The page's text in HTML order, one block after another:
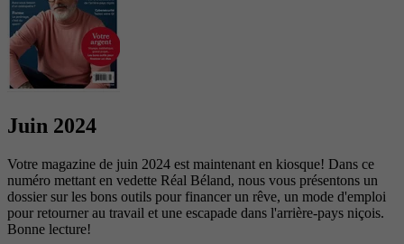
Juin 2024
Votre magazine de juin 2024 est maintenant en kiosque! Dans ce
numéro mettant en vedette Réal Béland, nous vous présentons un
dossier sur les bons outils pour financer un rêve, un mode d'emploi
pour retourner au travail et une escapade dans l'arrière-pays niçois.
Bonne lecture!